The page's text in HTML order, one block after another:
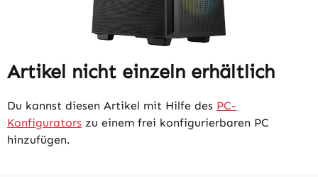
Artikel nicht einzeln erhältlich
Du kannst diesen Artikel mit Hilfe des PC-
Konfigurators zu einem frei konfigurierbaren PC
hinzufügen.